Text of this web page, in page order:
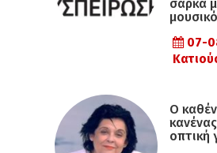
σάρκα
07-
Ο
οπτική